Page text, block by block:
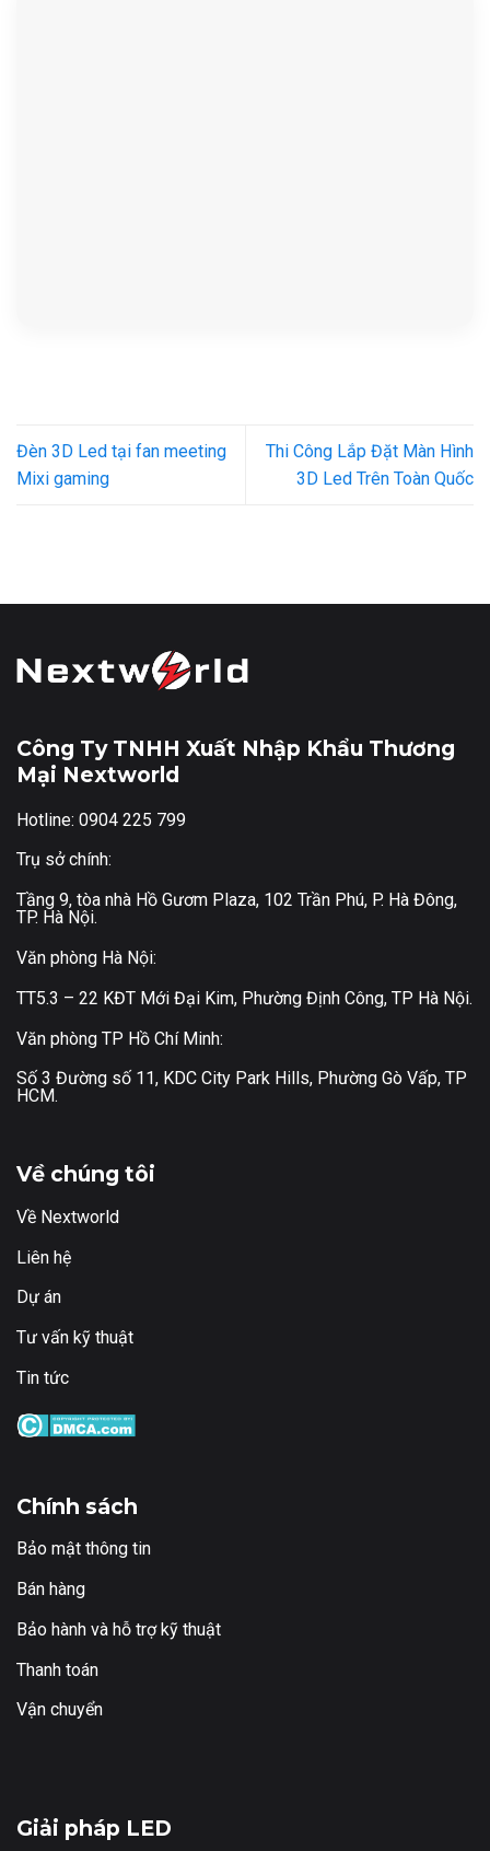
Đèn 3D Led tại fan meeting
Mixi gaming
Thi Công Lắp Đặt Màn Hình
3D Led Trên Toàn Quốc
Công Ty TNHH Xuất Nhập Khẩu Thương
Mại Nextworld
Hotline: 0904 225 799
Trụ sở chính:
Tầng 9, tòa nhà Hồ Gươm Plaza, 102 Trần Phú, P. Hà Đông,
TP. Hà Nội.
Văn phòng Hà Nội:
TT5.3 – 22 KĐT Mới Đại Kim, Phường Định Công, TP Hà Nội.
Văn phòng TP Hồ Chí Minh:
Số 3 Đường số 11, KDC City Park Hills, Phường Gò Vấp, TP
HCM.
Về chúng tôi
Về Nextworld
Liên hệ
Dự án
Tư vấn kỹ thuật
Tin tức
Chính sách
Bảo mật thông tin
Bán hàng
Bảo hành và hỗ trợ kỹ thuật
Thanh toán
Vận chuyển
Giải pháp LED